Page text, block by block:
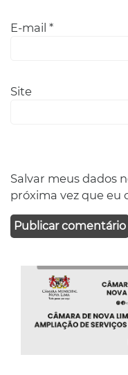
E-mail *
Site
Salvar meus dados
próxima vez que eu